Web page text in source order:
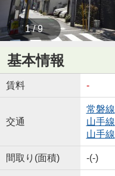
1 / 9
基本情報
賃料 -
交通
常磐線
山手線
山手線
間取り(面積) -(-)